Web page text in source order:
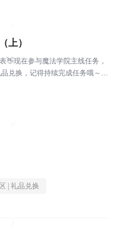
上）
👋现在参与魔法学院主线任务，
兑换，记得持续完成任务哦～💡
业数字化管理全场景实战课
办公...
| 礼品兑换